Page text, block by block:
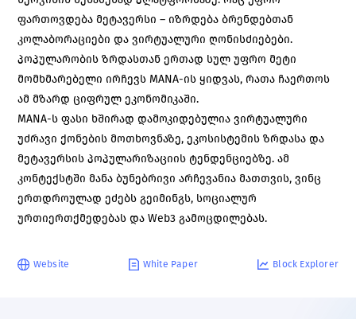
ფართოვდება მეტავერსი – იზრდება ბრენდებთან
კოლაბორაციები და ვირტუალური ღონისძიებები.
პოპულარობის ზრდასთან ერთად სულ უფრო მეტი
მომხმარებელი ირჩევს MANA-ის ყიდვას, რათა ჩაერთოს
ამ მზარდ ციფრულ ეკონომიკაში.
MANA-ს ფასი ხშირად დამოკიდებულია ვირტუალური
უძრავი ქონების მოთხოვნაზე, ეკოსისტემის ზრდასა და
მეტავერსის პოპულარიზაციის ტენდენციებზე. ამ
კონტექსტში მანა ბუნებრივი არჩევანია მათთვის, ვინც
ერთდროულად ეძებს გეიმინგს, სოციალურ
ურთიერთქმედებას და Web3 გამოცდილებას.
Website White Paper Block Explorer